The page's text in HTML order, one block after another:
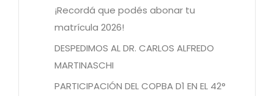
¡Recordá que podés abonar tu
matrícula 2026!
DESPEDIMOS AL DR. CARLOS ALFREDO
MARTINASCHI
PARTICIPACIÓN DEL COPBA D1 EN EL 42°